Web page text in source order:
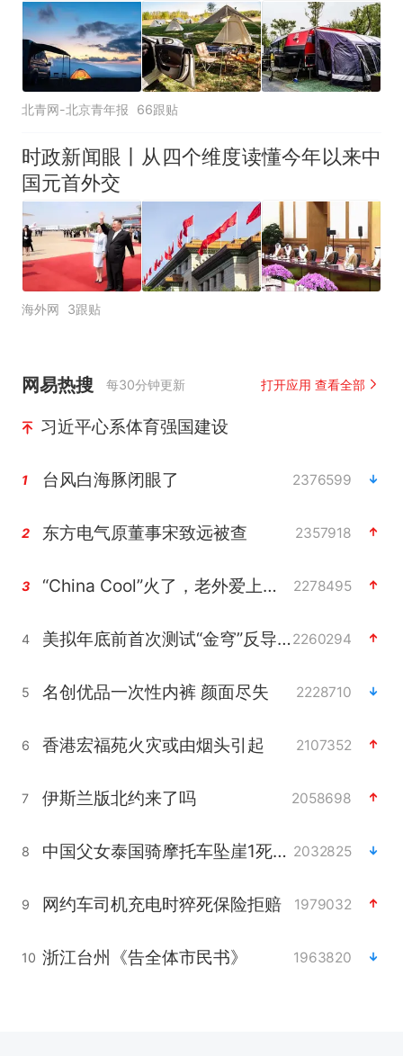
北青网-北京青年报 66跟贴
时政新闻眼丨从四个维度读懂今年以来中
国元首外交
海外网 3跟贴
网易热搜 每30分钟更新 打开应用 查看全部
习近平心系体育强国建设
1 台风白海豚闭眼了 2376599
2 东方电气原董事宋致远被查 2357918
3 “China Cool”火了，老外爱上中国避暑游 2278495
4 美拟年底前首次测试“金穹”反导系统2260294
5 名创优品一次性内裤 颜面尽失 2228710
6 香港宏福苑火灾或由烟头引起 2107352
7 伊斯兰版北约来了吗 2058698
8 中国父女泰国骑摩托车坠崖1死1伤 2032825
9 网约车司机充电时猝死保险拒赔 1979032
10 浙江台州《告全体市民书》 1963820